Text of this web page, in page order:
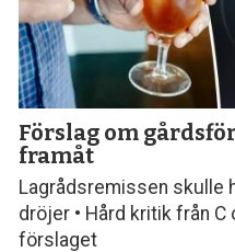
Förslag om
framåt
Lagrådsremissen skulle
dröjer • Hård kritik från
förslaget